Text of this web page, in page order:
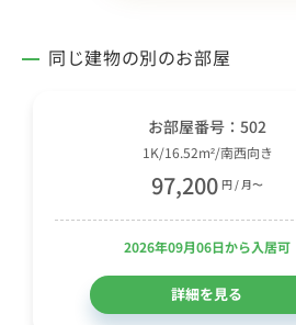
同じ建物の別のお部屋
お部屋番号：502
1K/16.52m²/南西向き
97,200 円 / 月〜
2026年09月06日から入居可
詳細を見る